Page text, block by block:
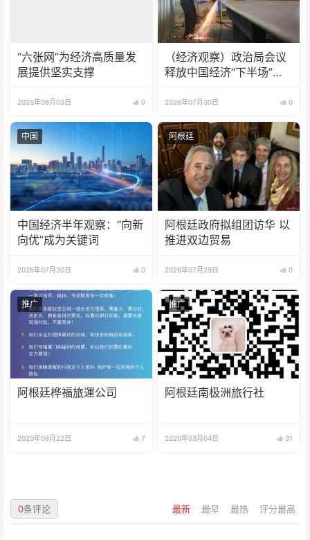
“六张网”为经济高质量发
展提供坚实支撑
2026年08月03日 0
（经济观察）政治局会议
释放中国经济“下半场”三
2026年07月30日 0
中国
中国经济半年观察：“向新
向优”成为关键词
2026年07月30日 0
阿根廷
阿根廷政府拟组团访华 以
推进双边贸易
2026年07月29日 0
推广
阿根廷桦福旅運公司
2020年09月22日 7
推广
阿根廷南极洲旅行社
2020年03月04日 31
最新 最早 最热 评分最高
0条评论